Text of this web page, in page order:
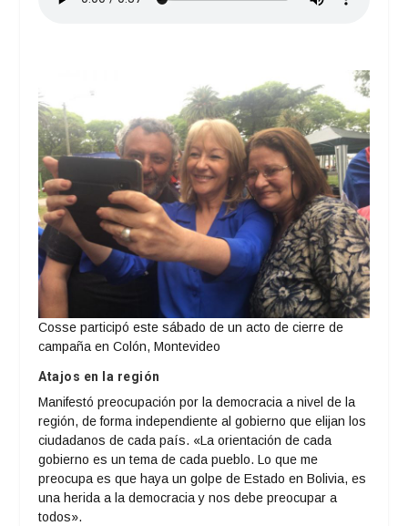
Cosse participó este sábado de un acto de cierre de
campaña en Colón, Montevideo
Atajos en la región
Manifestó preocupación por la democracia a nivel de la
región, de forma independiente al gobierno que elijan los
ciudadanos de cada país. «La orientación de cada
gobierno es un tema de cada pueblo. Lo que me
preocupa es que haya un golpe de Estado en Bolivia, es
una herida a la democracia y nos debe preocupar a
todos».